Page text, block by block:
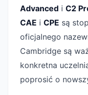
Advanced i C2
CAE i CPE są
oficjalnego
Cambridge są
konkretna
poprosić o